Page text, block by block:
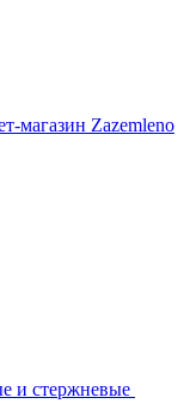
и стержневые